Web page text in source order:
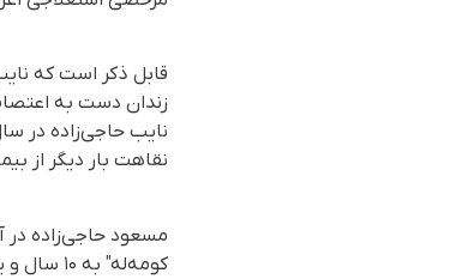
قابل ذکر است که
زندان دست به
نقاهت بار دیگر از